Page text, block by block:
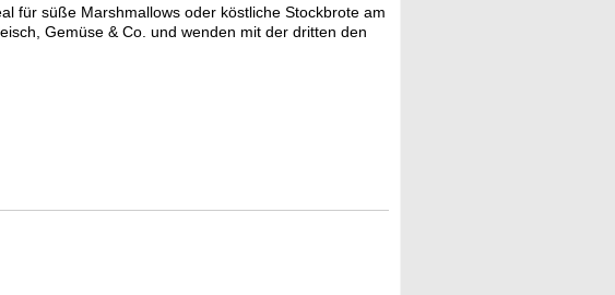
für süße Marshmallows oder köstliche Stockbrote am
Gemüse & Co. und wenden mit der dritten den